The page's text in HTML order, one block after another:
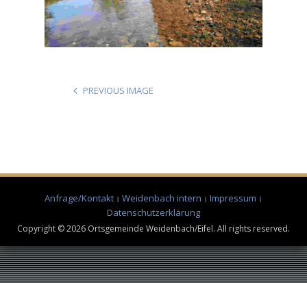
PREVIOUS IMAGE
Anfrage/Kontakt Weidenbach intern
Impressum
Datenschutzerklärung
Copyright © 2026 Ortsgemeinde Weidenbach/Eifel. All rights reserved.